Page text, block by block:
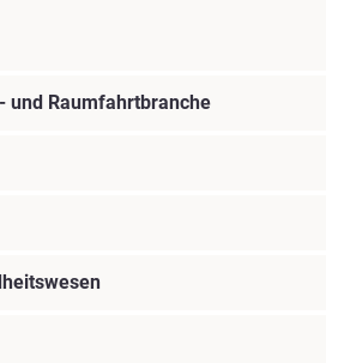
und Raumfahrtbranche